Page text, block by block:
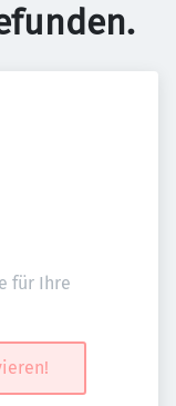
für Ihre